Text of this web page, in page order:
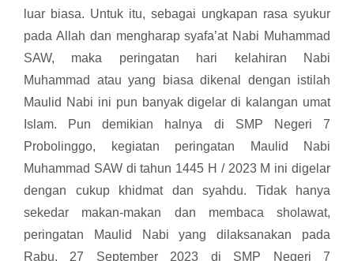
luar biasa. Untuk itu, sebagai ungkapan rasa syukur
pada Allah dan mengharap syafa’at Nabi Muhammad
SAW, maka peringatan hari kelahiran Nabi
Muhammad atau yang biasa dikenal dengan istilah
Maulid Nabi ini pun banyak digelar di kalangan umat
Islam. Pun demikian halnya di SMP Negeri 7
Probolinggo, kegiatan peringatan Maulid Nabi
Muhammad SAW di tahun 1445 H / 2023 M ini digelar
dengan cukup khidmat dan syahdu. Tidak hanya
sekedar makan-makan dan membaca sholawat,
peringatan Maulid Nabi yang dilaksanakan pada
Rabu, 27 September 2023 di SMP Negeri 7